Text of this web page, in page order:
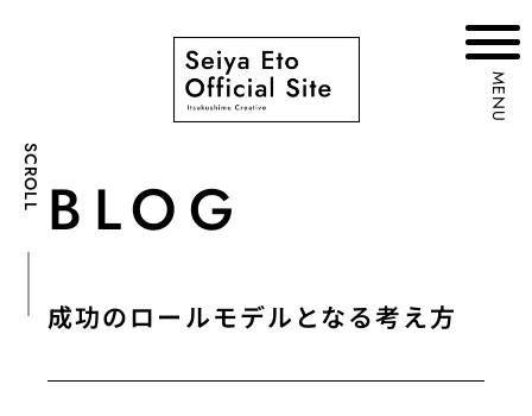
SCROLL
MENU
BLOG
成功のロールモデルとなる考え方